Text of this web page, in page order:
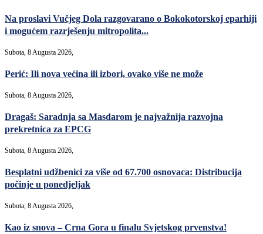
Na proslavi Vučjeg Dola razgovarano o Bokokotorskoj eparhiji
i mogućem razrješenju mitropolita...
Subota, 8 Augusta 2026,
Perić: Ili nova većina ili izbori, ovako više ne može
Subota, 8 Augusta 2026,
Dragaš: Saradnja sa Masdarom je najvažnija razvojna
prekretnica za EPCG
Subota, 8 Augusta 2026,
Besplatni udžbenici za više od 67.700 osnovaca: Distribucija
počinje u ponedjeljak
Subota, 8 Augusta 2026,
Kao iz snova – Crna Gora u finalu Svjetskog prvenstva!